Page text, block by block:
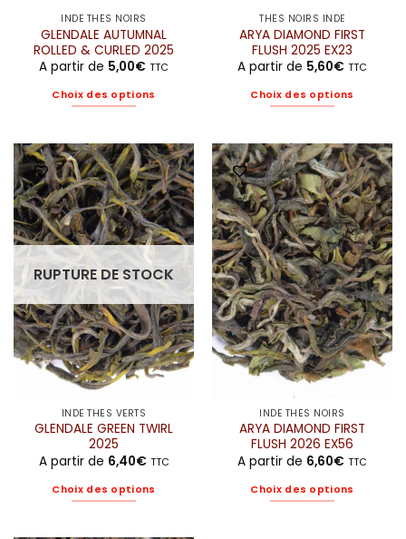
INDE THÉS NOIRS
GLENDALE AUTUMNAL
ROLLED & CURLED 2025
A partir de 5,00€ TTC
Choix des options
a
plusieurs
variations.
Les
options
peuvent
être
choisies
sur
la
page
du
produit
THÉS NOIRS INDE
ARYA DIAMOND FIRST
FLUSH 2025 EX23
A partir de 5,60€ TTC
Choix des options
a
plusieurs
variations.
Les
options
peuvent
être
choisies
sur
la
page
du
produit
RUPTURE DE STOCK
INDE THÉS VERTS
GLENDALE GREEN TWIRL
2025
A partir de 6,40€ TTC
Choix des options
INDE THÉS NOIRS
ARYA DIAMOND FIRST
FLUSH 2026 EX56
A partir de 6,60€ TTC
Choix des options